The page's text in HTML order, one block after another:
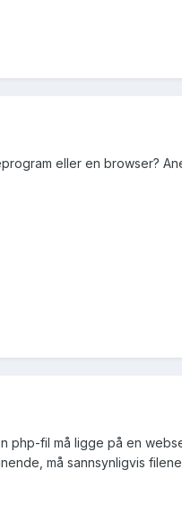
eller en browser?
php-fil må ligge på en
må sannsynligvis